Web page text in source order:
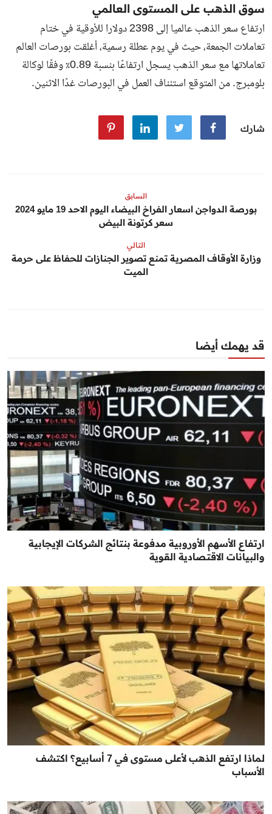
سوق الذهب على المستوى العالمي
ارتفاع سعر الذهب عالميا إلى 2398 دولارا للأوقية في ختام
تعاملات الجمعة، حيث في يوم عطلة رسمية، أغلقت بورصات العالم
تعاملاتها مع سعر الذهب يسجل ارتفاعًا بنسبة 0.89٪ وفقًا لوكالة
بلومبرج. من المتوقع استئناف العمل في البورصات غدًا الاثنين.
شارك
السابق
بورصة الدواجن اسعار الفراخ البيضاء اليوم الاحد 19 مايو 2024
سعر كرتونة البيض
التالي
وزارة الأوقاف المصرية تمنع تصوير الجنازات للحفاظ على حرمة
الميت
قد يهمك أيضا
ارتفاع الأسهم الأوروبية مدفوعة بنتائج الشركات الإيجابية
والبيانات الاقتصادية القوية
لماذا ارتفع الذهب لأعلى مستوى في 7 أسابيع؟ اكتشف
الأسباب